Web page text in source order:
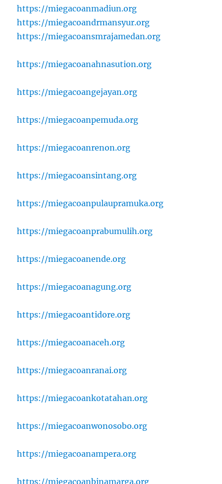
https://miegacoanmadiun.org
https://miegacoandrmansyur.org
https://miegacoansmrajamedan.org
https://miegacoanahnasution.org
https://miegacoangejayan.org
https://miegacoanpemuda.org
https://miegacoanrenon.org
https://miegacoansintang.org
https://miegacoanpulaupramuka.org
https://miegacoanprabumulih.org
https://miegacoanende.org
https://miegacoanagung.org
https://miegacoantidore.org
https://miegacoanaceh.org
https://miegacoanranai.org
https://miegacoankotatahan.org
https://miegacoanwonosobo.org
https://miegacoanampera.org
https://miegacoanbinamarga.org